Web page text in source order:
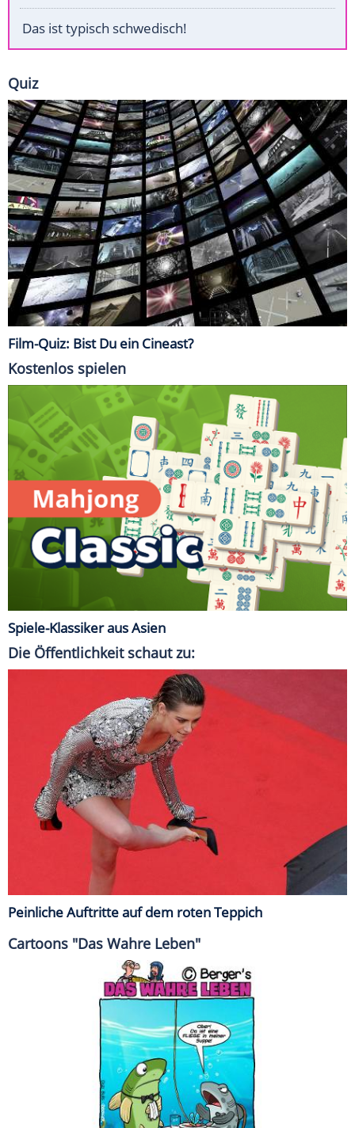
Das ist typisch schwedisch!
Quiz
Film-Quiz: Bist Du ein Cineast?
Kostenlos spielen
Spiele-Klassiker aus Asien
Die Öffentlichkeit schaut zu:
Peinliche Auftritte auf dem roten Teppich
Cartoons "Das Wahre Leben"